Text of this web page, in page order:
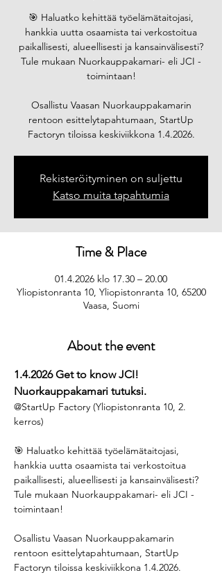
🎯 Haluatko kehittää työelämätaitojasi,
hankkia uutta osaamista tai verkostoitua
paikallisesti, alueellisesti ja kansainvälisesti?
Tule mukaan Nuorkauppakamari- eli JCI -
toimintaan!
Osallistu Vaasan Nuorkauppakamarin
rentoon esittelytapahtumaan, StartUp
Factoryn tiloissa keskiviikkona 1.4.2026.
Rekisteröityminen on suljettu
Katso muita tapahtumia
Time & Place
01.4.2026 klo 17.30 – 20.00
Yliopistonranta 10, Yliopistonranta 10, 65200
Vaasa, Suomi
About the event
1.4.2026 Get to know JCI!
Nuorkauppakamari tutuksi.
@StartUp Factory (Yliopistonranta 10, 2.
kerros)
🎯 Haluatko kehittää työelämätaitojasi,
hankkia uutta osaamista tai verkostoitua
paikallisesti, alueellisesti ja kansainvälisesti?
Tule mukaan Nuorkauppakamari- eli JCI -
toimintaan!
Osallistu Vaasan Nuorkauppakamarin
rentoon esittelytapahtumaan, StartUp
Factoryn tiloissa keskiviikkona 1.4.2026.